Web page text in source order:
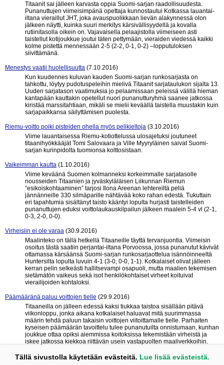
Titaanit sai jälleen karvasta oppia Suomi-sarjan raadollisuudesta.
Punanuttujen viimeisimpänä opettaja kunnostautui Kotkassa lauantai-
iltana vieraillut JHT, joka avauspuolikkaan lievän alakynnessä olon
jälkeen näytti, kuinka suuri merkitys kärsivällisyydellä ja kovalla
rutiinitasolla oikein on. Vajavaisella pelaajistolla viimeiseen asti
taistellut kotijoukkue joutui täten pettymään, vieraiden viedessä kaikki
kolme pistettä mennessään 2-5 (2-2, 0-1, 0-2) –lopputuloksen
siivittämänä.
Menestys vaatii huolellisuutta (7.10.2016)
Kun kuudennes kuluvan kauden Suomi-sarjan runkosarjasta on
tahkottu, löytyy pudotuspeleihin mielivä Titaanit sarjataulukon sijalta 13.
Uuden sarjatason vaatimuksia jo pelaamissaan peleissä välillä hieman
kantapään kauttakin opetellut nuori punanutturyhmä saanee jatkossa
kiristää marssitahtiaan, mikäli se mielii keväällä taistella muustakin kuin
sarjapaikkansa säilyttämisen puolesta.
Riemu-voitto poiki pisteiden ohella myös pelikieltoja (3.10.2016)
Viime lauantaisessa Riemu-kotiottelussa ulosajetuksi joutuneet
titaanihyökkääjät Tomi Salovaara ja Ville Myyryläinen saivat Suomi-
sarjan kurinpidolta tuomionsa kolttosistaan.
Vaikeimman kautta (1.10.2016)
Viime keväänä Suomen kolmanneksi korkeimmalle sarjatasolle
nousseiden Titaanien ja jyväskyläläisen Liikunnan Riemun
”esikoiskohtaaminen” tarjosi Ilona Areenan lehtereiltä peliä
jännänneille 330 silmäparille nähtävää koko rahan edestä. Tukuttain
eri tapahtumia sisältänyt taisto kääntyi lopulta hurjasti taistelleiden
punanuttujen eduksi voittolaukauskilpailun jälkeen maalein 5-4 vl (2-1,
0-3, 2-0, 0-0).
Virheisiin ei ole varaa (30.9.2016)
Maalinteko on tällä hetkellä Titaaneille täyttä tervanjuontia. Viimeisin
osoitus tästä saatiin perjantai-iltana Porvoossa, jossa punanutut kävivät
ottamassa kärsäänsä Suomi-sarjan runkosarjaottelua isännöinneeltä
Huntersilta lopulta luvuin 4-1 (3-0, 0-0, 1-1). Kotkalaiset olivat jälleen
kerran pelin selkeästi hallitsevampi osapuoli, mutta maalien tekemisen
sietämätön vaikeus sekä isot henkilökohtaiset virheet koituivat
vierailijoiden kohtaloksi.
Päämääränä paluu voittojen tielle (29.9.2016)
Titaaneilla on jälleen edessä kaksi tiukkaa taistoa sisällään pitävä
viikonloppu, jonka aikana kotkalaiset haluavat mitä suurimmassa
määrin tehdä paluun takaisin voittojen viitoittamalle tielle. Parhaiten
kyseisen päämäärän tavoittelu tulee punanutuilta onnistumaan, kunhan
joukkue ottaa opiksi aiemmissa koitoksissa tekemistään virheistä ja
iskee jatkossa kiekkoa riittävän usein vastapuolten maaliverkkoihin.
seuraavat 10 »
Tällä sivustolla käytetään evästeitä. Lue lisää evästeistä.